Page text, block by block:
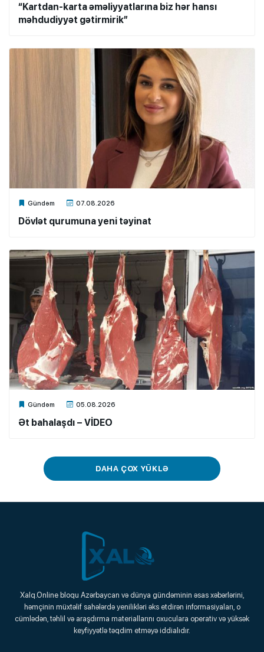
“Kartdan-karta əməliyyatlarına biz hər hansı
məhdudiyyət gətirmirik”
Gündəm 07.08.2026
Xalq.Online
Dövlət qurumuna yeni təyinat
Gündəm 05.08.2026
Xalq.Online
Ət bahalaşdı – VİDEO
DAHA ÇOX YÜKLƏ
Xalq.Online
Onlayn Platforma
Xalq.Online bloqu Azərbaycan və dünya gündəminin əsas xəbərlərini,
həmçinin müxtəlif sahələrdə yenilikləri əks etdirən informasiyaları, o
cümlədən, təhlil və araşdırma materiallarını oxuculara operativ və yüksək
keyfiyyətlə təqdim etməyə iddialıdır.